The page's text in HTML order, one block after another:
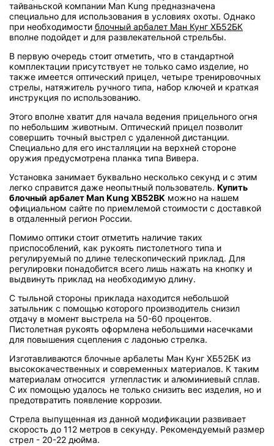
тайваньской компании Man Kung предназначена
специально для использования в условиях охоты. Однако
при необходимости блочный арбалет Ман Кунг ХБ52БК
вполне подойдет и для развлекательной стрельбы.
В первую очередь стоит отметить, что в стандартной
комплектации присутствует не только само изделие, но
также имеется оптический прицел, четыре тренировочных
стрелы, натяжитель ручного типа, набор ключей и краткая
инструкция по использованию.
Этого вполне хватит для начала ведения прицельного огня
по небольшим животным. Оптический прицел позволит
совершить точный выстрел с удаленной дистанции.
Специально для его инсталляции на верхней стороне
оружия предусмотрена планка типа Вивера.
Установка занимает буквально несколько секунд и с этим
легко справится даже неопытный пользователь. Купить
блочный арбалет Man Kung XB52BK можно на нашем
официальном сайте по приемлемой стоимости с доставкой
в отдаленный регион России.
Помимо оптики стоит отметить наличие таких
приспособлений, как рукоять пистолетного типа и
регулируемый по длине телескопический приклад. Для
регулировки понадобится всего лишь нажать на кнопку и
выдвинуть приклад на необходимую длину.
С тыльной стороны приклада находится небольшой
затыльник с помощью которого производитель снизил
отдачу в момент выстрела на 50-60 процентов.
Пистолетная рукоять оформлена небольшими насечками
для повышения сцепления с ладонью стрелка.
Изготавливаются блочные арбалеты Ман Кунг ХБ52БК из
высококачественных и современных материалов. К таким
материалам относится углепластик и алюминиевый сплав.
С их помощью удалось не только снизить вес изделия, но и
предотвратить появление коррозии.
Стрела выпущенная из данной модификации развивает
скорость до 112 метров в секунду. Рекомендуемый размер
стрел - 20-22 дюйма.